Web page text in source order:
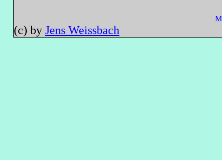
(c) by Jens Weissbach